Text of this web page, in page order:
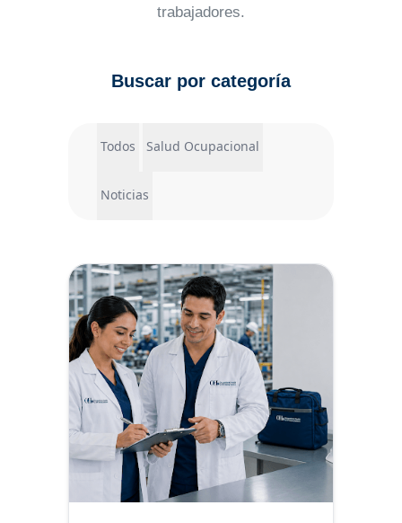
trabajadores.
Buscar por categoría
Todos Salud Ocupacional
Noticias